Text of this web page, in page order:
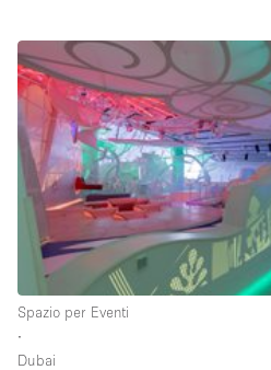
Camerini di prova
Concierge
Cucina
Elettricità
Esposizione di Automobili
Giardino
Illuminazione
Impianto audiovisivo
Spazio per Eventi
∙
Dubai